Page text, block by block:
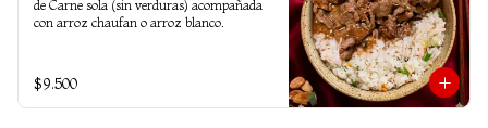
de Carne sola (sin verduras) acompañada
con arroz chaufan o arroz blanco.
$9.500